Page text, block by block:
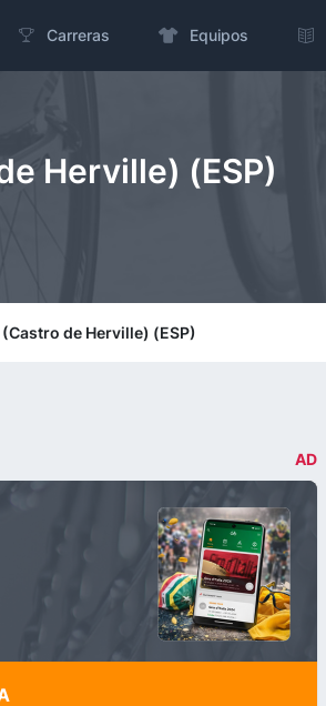
Carreras Equipos
Herville) (ESP)
de Herville) (ESP)
AD